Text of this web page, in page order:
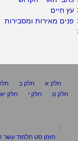
עץ חיים
פנים מאירות ומסבירות
חלק א
חלק ב
חלק ט
חלק י חלק יא
הזמן סט תלמוד עשר